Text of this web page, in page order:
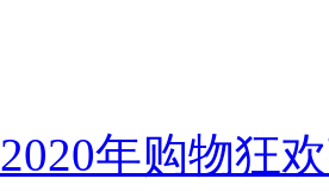
2020年购物狂